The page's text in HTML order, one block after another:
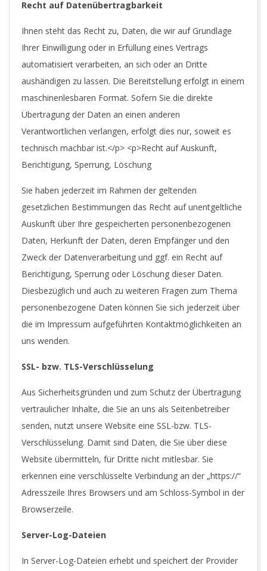
Recht auf Datenübertragbarkeit
Ihnen steht das Recht zu, Daten, die wir auf Grundlage
Ihrer Einwilligung oder in Erfüllung eines Vertrags
automatisiert verarbeiten, an sich oder an Dritte
aushändigen zu lassen. Die Bereitstellung erfolgt in einem
maschinenlesbaren Format. Sofern Sie die direkte
Übertragung der Daten an einen anderen
Verantwortlichen verlangen, erfolgt dies nur, soweit es
technisch machbar ist.</p> <p>Recht auf Auskunft,
Berichtigung, Sperrung, Löschung
Sie haben jederzeit im Rahmen der geltenden
gesetzlichen Bestimmungen das Recht auf unentgeltliche
Auskunft über Ihre gespeicherten personenbezogenen
Daten, Herkunft der Daten, deren Empfänger und den
Zweck der Datenverarbeitung und ggf. ein Recht auf
Berichtigung, Sperrung oder Löschung dieser Daten.
Diesbezüglich und auch zu weiteren Fragen zum Thema
personenbezogene Daten können Sie sich jederzeit über
die im Impressum aufgeführten Kontaktmöglichkeiten an
uns wenden.
SSL- bzw. TLS-Verschlüsselung
Aus Sicherheitsgründen und zum Schutz der Übertragung
vertraulicher Inhalte, die Sie an uns als Seitenbetreiber
senden, nutzt unsere Website eine SSL-bzw. TLS-
Verschlüsselung. Damit sind Daten, die Sie über diese
Website übermitteln, für Dritte nicht mitlesbar. Sie
erkennen eine verschlüsselte Verbindung an der „https://“
Adresszeile Ihres Browsers und am Schloss-Symbol in der
Browserzeile.
Server-Log-Dateien
In Server-Log-Dateien erhebt und speichert der Provider